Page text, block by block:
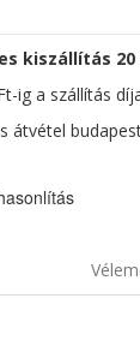
kiszállítás
ig a szállítás
átvétel